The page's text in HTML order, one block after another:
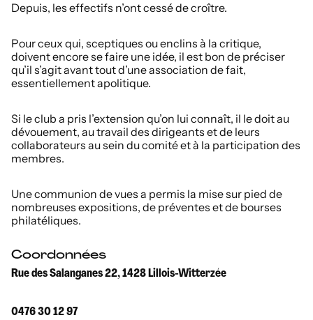
Depuis, les effectifs n’ont cessé de croître.
Pour ceux qui, sceptiques ou enclins à la critique,
doivent encore se faire une idée, il est bon de préciser
qu’il s’agit avant tout d’une association de fait,
essentiellement apolitique.
Si le club a pris l’extension qu’on lui connaît, il le doit au
dévouement, au travail des dirigeants et de leurs
collaborateurs au sein du comité et à la participation des
membres.
Une communion de vues a permis la mise sur pied de
nombreuses expositions, de préventes et de bourses
philatéliques.
Coordonnées
Rue des Salanganes 22, 1428 Lillois-Witterzée
0476 30 12 97